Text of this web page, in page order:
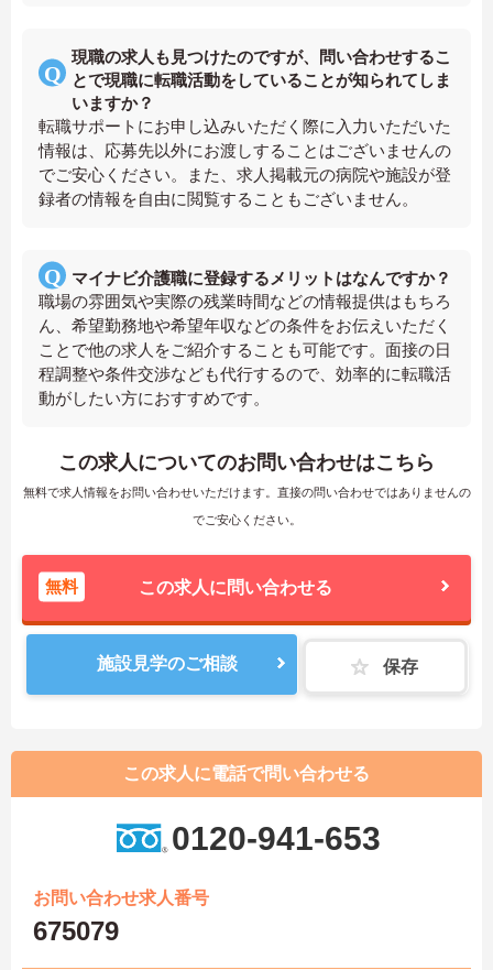
現職の求人も見つけたのですが、問い合わせするこ
とで現職に転職活動をしていることが知られてしま
いますか？
転職サポートにお申し込みいただく際に入力いただいた
情報は、応募先以外にお渡しすることはございませんの
でご安心ください。また、求人掲載元の病院や施設が登
録者の情報を自由に閲覧することもございません。
マイナビ介護職に登録するメリットはなんですか？
職場の雰囲気や実際の残業時間などの情報提供はもちろ
ん、希望勤務地や希望年収などの条件をお伝えいただく
ことで他の求人をご紹介することも可能です。面接の日
程調整や条件交渉なども代行するので、効率的に転職活
動がしたい方におすすめです。
この求人についてのお問い合わせはこちら
無料で求人情報をお問い合わせいただけます。直接の問い合わせではありませんの
でご安心ください。
無料 この求人に問い合わせる
施設見学のご相談 保存
この求人に電話で問い合わせる
0120-941-653
お問い合わせ求人番号
675079